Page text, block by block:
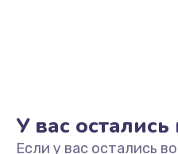
У вас
Если у вас остались